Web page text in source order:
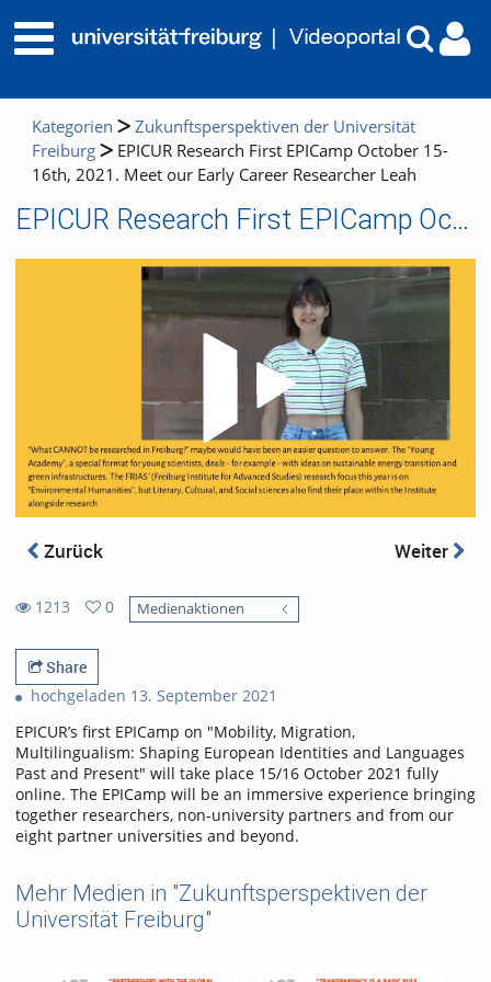
Kategorien
Zukunftsperspektiven der Universität
Freiburg
EPICUR Research First EPICamp October 15-
16th, 2021. Meet our Early Career Researcher Leah
EPICUR Research First EPICamp October 15-16th, 2021. Meet our Early Career Researcher Leah
Zurück Weiter
1213
views
0
favorites
Medienaktionen
Share
hochgeladen 13. September 2021
EPICUR’s first EPICamp on "Mobility, Migration,
Multilingualism: Shaping European Identities and Languages
Past and Present" will take place 15/16 October 2021 fully
online. The EPICamp will be an immersive experience bringing
together researchers, non-university partners and from our
eight partner universities and beyond.
Mehr Medien in "Zukunftsperspektiven der
Universität Freiburg"